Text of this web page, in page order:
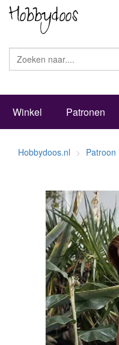
Winkel Patronen
Hobbydoos.nl Patroon